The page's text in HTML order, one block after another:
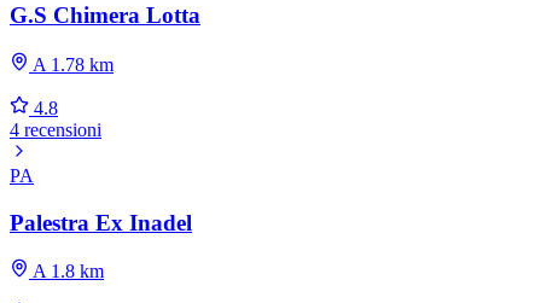
G.S Chimera Lotta
A 1.78 km
4.8
4 recensioni
PA
Palestra Ex Inadel
A 1.8 km